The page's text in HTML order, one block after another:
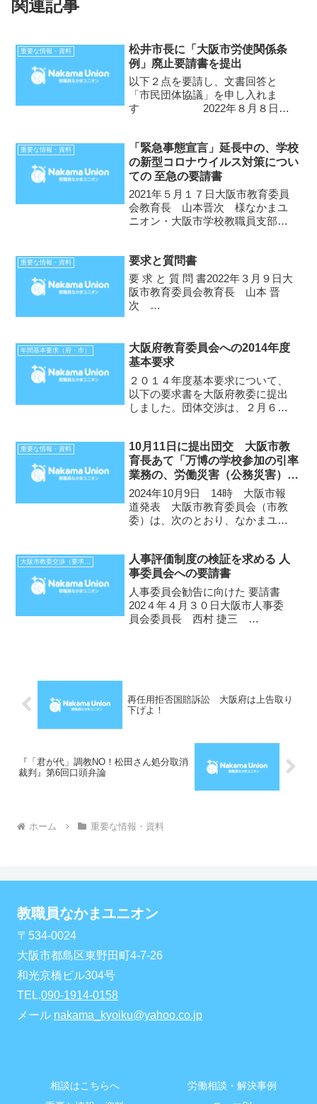
関連記事
重要な情報・資料
松井市長に「大阪市労使関係条
例」廃止要請書を提出
以下２点を要請し、文書回答と
「市民団体協議」を申し入れま
す 2022年８月８日お
ニオン 代表 山田 光
一
要 請
書 ...
重要な情報・資料
「緊急事態宣言」延長中の、学校
の新型コロナウイルス対策につい
ての 至急の要請書
2021年５月１７日大阪市教育委員
会教育長 山本晋次 様なかまユ
ニオン・大阪市学校教職員支部支
を提出し、全員一律のICT家庭学
習（オンライン授業）を直ちに中
止してください。オンライ...
重要な情報・資料 要求と質問書
要 求 と 質 問 書2022年３月９日大
阪市教育委員会教育長 山本 晋
次
校教職員支
部
支
部長 笠松 正俊前略◎◎◎◎主務
教...
年間基本要求（府・市）
大阪府教育委員会への2014年度
基本要求
２０１４年度基本要求について、
以下の要求書を大阪府教委に提出
しました。団体交渉は、２月６日
教育委員
会
2015年１月21日
教育委員長 陰山 英男
様 ...
重要な情報・資料
10月11日に提出団交 大阪市教
育長あて「万博の学校参加の引率
業務の、労働災害（公務災害）の
防止に関する 要求書」
2024年10月9日 14時 大阪市報
道発表 大阪市教育委員会（市教
委）は、次のとおり、なかまユニ
を行います。1 日時令和6年10月
11日（金曜日） 午前11時から
2 場所大阪市役...
大阪市教委交渉（要求書、報告等）
人事評価制度の検証を求める 人
事委員会への要請書
人事委員会勧告に向けた 要請書
202４年４月３０日大阪市人事委
員会委員長 西村 捷三
...
再任用拒否国賠訴訟 大阪府は上告取り
下げよ！
『「君が代」調教NO！松田さん処分取消
裁判』第6回口頭弁論
ホーム 重要な情報・資料
教職員なかまユニオン
〒534-0024
大阪市都島区東野田町4-7-26
和光京橋ビル304号
TEL.090-1914-0158
メール nakama_kyoiku@yahoo.co.jp
相談はこちらへ
労働相談・解決事例